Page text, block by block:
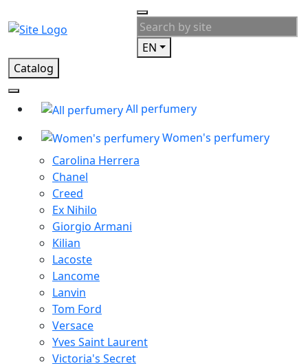
EN
Catalog
All perfumery
Women's perfumery
Carolina Herrera
Chanel
Creed
Ex Nihilo
Giorgio Armani
Kilian
Lacoste
Lancome
Lanvin
Tom Ford
Versace
Yves Saint Laurent
Victoria's Secret